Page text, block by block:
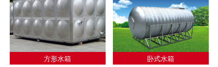
方形水箱 卧式水箱